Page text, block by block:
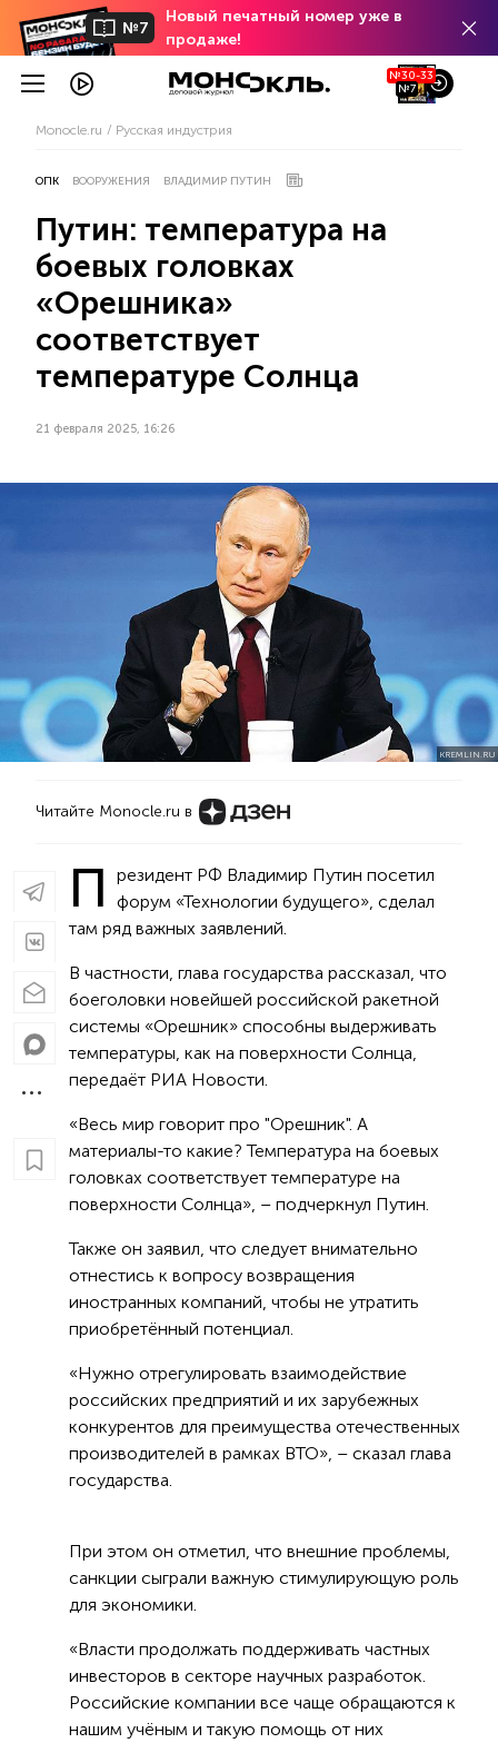
№7
Новый печатный номер уже в
продаже!
№30-33
№7
Monocle.ru Русская индустрия
ОПК ВООРУЖЕНИЯ ВЛАДИМИР ПУТИН
Путин: температура на
боевых головках
«Орешника»
соответствует
температуре Солнца
21 февраля 2025, 16:26
KREMLIN.RU
Читайте Monocle.ru в
П
резидент РФ Владимир Путин посетил
форум «Технологии будущего», сделал
там ряд важных заявлений.
В частности, глава государства рассказал, что
боеголовки новейшей российской ракетной
системы «Орешник» способны выдерживать
температуры, как на поверхности Солнца,
передаёт РИА Новости.
«Весь мир говорит про "Орешник". А
материалы-то какие? Температура на боевых
головках соответствует температуре на
поверхности Солнца», – подчеркнул Путин.
Также он заявил, что следует внимательно
отнестись к вопросу возвращения
иностранных компаний, чтобы не утратить
приобретённый потенциал.
«Нужно отрегулировать взаимодействие
российских предприятий и их зарубежных
конкурентов для преимущества отечественных
производителей в рамках ВТО», – сказал глава
государства.
При этом он отметил, что внешние проблемы,
санкции сыграли важную стимулирующую роль
для экономики.
«Власти продолжать поддерживать частных
инвесторов в секторе научных разработок.
Российские компании все чаще обращаются к
нашим учёным и такую помощь от них